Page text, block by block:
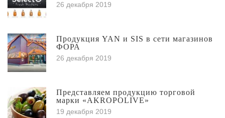
26 декабря 2019
Продукция YAN и SIS в сети магазинов
ФОРА
26 декабря 2019
Представляем продукцию торговой
марки «AKROPOLIVE»
19 декабря 2019